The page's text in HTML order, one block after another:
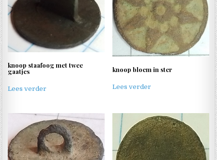
knoop staafoog met twee
gaatjes
Lees verder
knoop bloem in ster
Lees verder